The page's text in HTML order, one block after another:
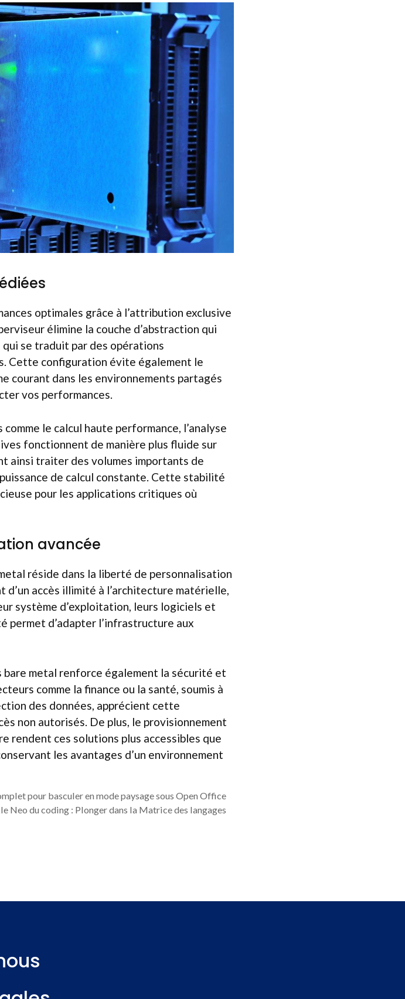
optimales grâce à l’attribution exclusive
élimine la couche d’abstraction qui
se traduit par des opérations
Cette configuration évite également le
courant dans les environnements partagés
vos performances.
le calcul haute performance, l’analyse
fonctionnent de manière plus fluide sur
ainsi traiter des volumes importants de
de calcul constante. Cette stabilité
pour les applications critiques où
avancée
réside dans la liberté de personnalisation
accès illimité à l’architecture matérielle,
système d’exploitation, leurs logiciels et
d’adapter l’infrastructure aux
bare metal renforce également la sécurité et
comme la finance ou la santé, soumis à
des données, apprécient cette
non autorisés. De plus, le provisionnement
rendent ces solutions plus accessibles que
les avantages d’un environnement
pour basculer en mode paysage sous Open Office
Neo du coding : Plonger dans la Matrice des langages